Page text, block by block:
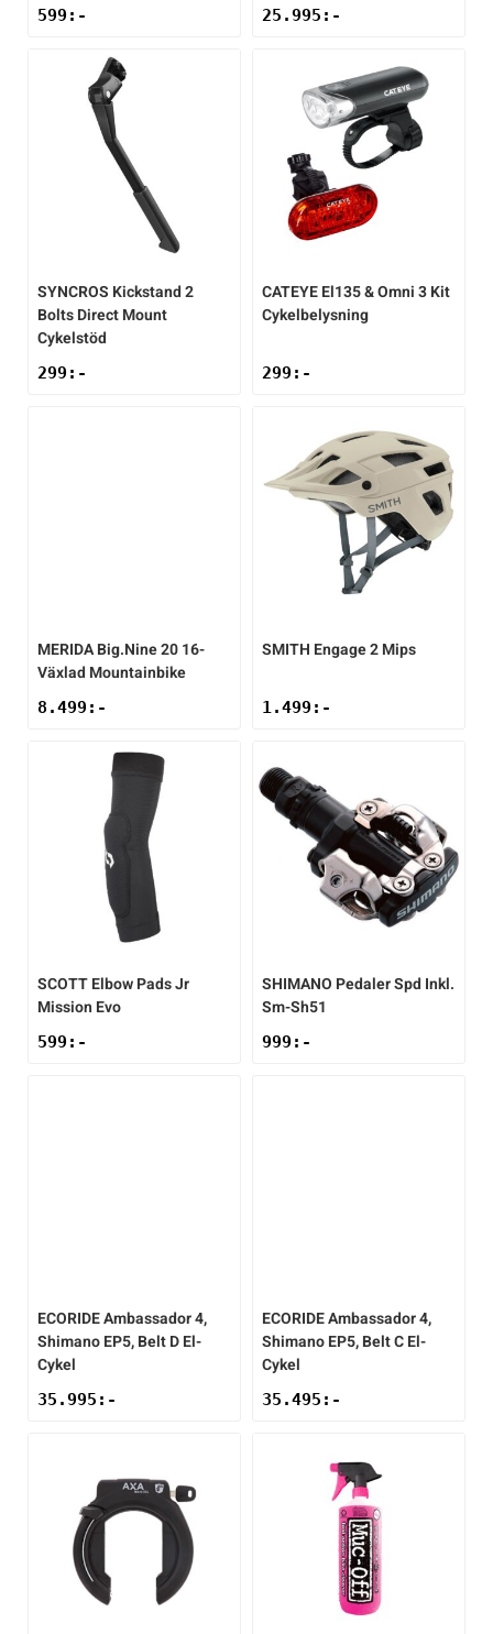
599 :- 25.995 :-
SYNCROS Kickstand 2
Bolts Direct Mount
Cykelstöd
299 :-
CATEYEEl135 & Omni 3 Kit
Cykelbelysning
299 :-
MERIDABig.Nine 20 16-
Växlad Mountainbike
8.499 :-
SMITH Engage 2 Mips
1.499 :-
SCOTTElbow Pads Jr
Mission Evo
599 :-
SHIMANO Pedaler Spd Inkl.
Sm-Sh51
999 :-
ECORIDEAmbassador 4,
Shimano EP5, Belt D El-
Cykel
35.995 :-
ECORIDEAmbassador 4,
Shimano EP5, Belt C El-
Cykel
35.495 :-